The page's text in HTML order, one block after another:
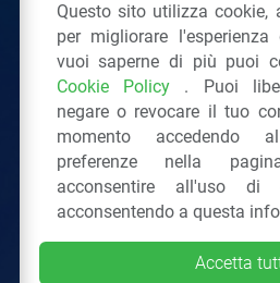
Plastiche da
C.F.
Via San Vittore 36
Tel.: 02
Tutti i diritti riservati
Questo sito utilizza cookie,
per migliorare
vuoi saperne di più puoi
Cookie Policy . Puoi
negare o revocare il tuo
momento accedendo
preferenze nella
acconsentire all'uso di
acconsentendo a questa
Accetta